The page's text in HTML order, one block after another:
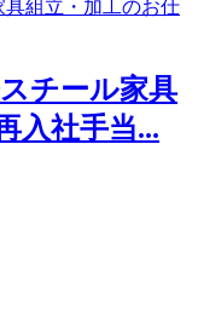
チール家具
入社手当...